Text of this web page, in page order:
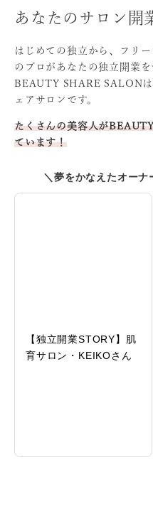
＼夢をかなえたオーナ
【独立開業STORY】肌
育サロン・KEIKOさん
あなたのサロン開
はじめての独立から、フリ
のプロがあなたの独立開業を
BEAUTY SHARE SALONは
ェアサロンです。
たくさんの美容人が
ています！